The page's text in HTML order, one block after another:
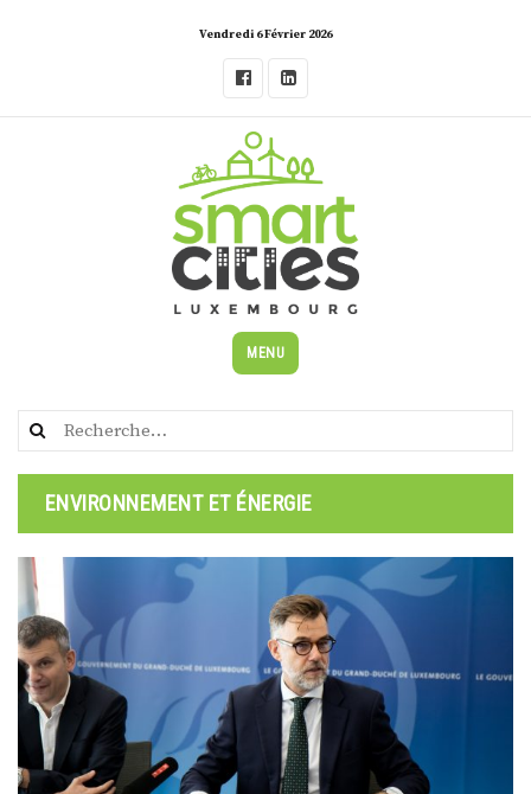
Vendredi 6 Février 2026
MENU
Rechercher :
ENVIRONNEMENT ET ÉNERGIE